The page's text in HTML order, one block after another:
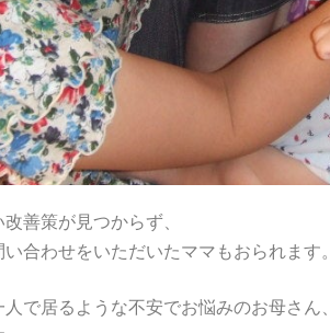
善策が見つからず、
合わせをいただいたママもおられます。
で居るような不安でお悩みのお母さん、